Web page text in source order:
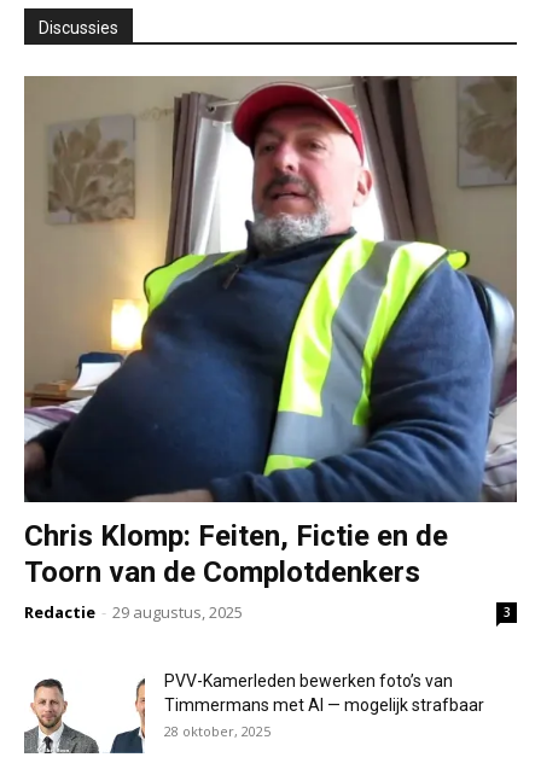
Discussies
Chris Klomp: Feiten, Fictie en de
Toorn van de Complotdenkers
Redactie - 29 augustus, 2025 3
PVV-Kamerleden bewerken foto’s van
Timmermans met AI — mogelijk strafbaar
28 oktober, 2025